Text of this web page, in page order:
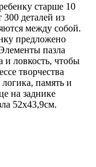
старше 10
300 деталей из
между собой.
предложено
пазла
и ловкость, чтобы
творчества
логика, память и
на заднике
52х43,9см.